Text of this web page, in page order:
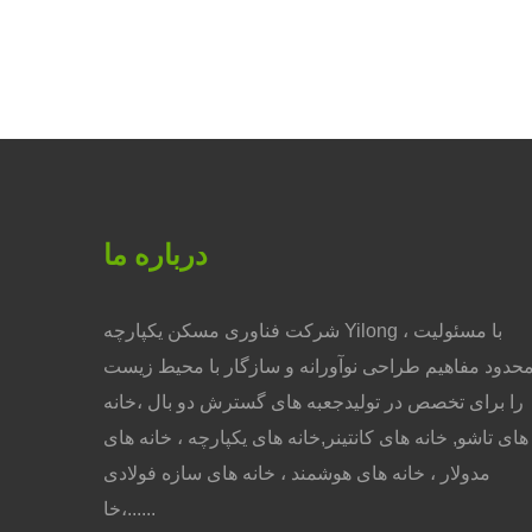
درباره ما
شرکت فناوری مسکن یکپارچه Yilong ، با مسئولیت
مفاهیم طراحی نوآورانه و سازگار با محیط زیست
را برای تخصص در تولیدجعبه های گسترش دو بال ،خانه
های تاشو, خانه های کانتینر,خانه های یکپارچه ، خانه های
مدولار ، خانه های هوشمند ، خانه های سازه فولادی
،خا......